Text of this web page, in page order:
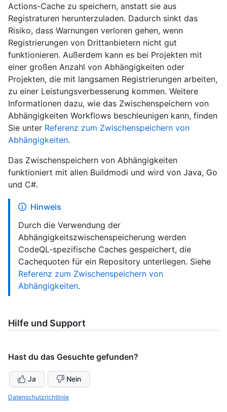
Actions-Cache zu speichern, anstatt sie aus
Registraturen herunterzuladen. Dadurch sinkt das
Risiko, dass Warnungen verloren gehen, wenn
Registrierungen von Drittanbietern nicht gut
funktionieren. Außerdem kann es bei Projekten mit
einer großen Anzahl von Abhängigkeiten oder
Projekten, die mit langsamen Registrierungen arbeiten,
zu einer Leistungsverbesserung kommen. Weitere
Informationen dazu, wie das Zwischenspeichern von
Abhängigkeiten Workflows beschleunigen kann, finden
Sie unter Referenz zum Zwischenspeichern von
Abhängigkeiten.
Das Zwischenspeichern von Abhängigkeiten
funktioniert mit allen Buildmodi und wird von Java, Go
und C#.
Hinweis
Durch die Verwendung der
Abhängigkeitszwischenspeicherung werden
CodeQL-spezifische Caches gespeichert, die
Cachequoten für ein Repository unterliegen. Siehe
Referenz zum Zwischenspeichern von
Abhängigkeiten.
Hilfe und Support
Hast du das Gesuchte gefunden?
Ja Nein
Datenschutzrichtlinie